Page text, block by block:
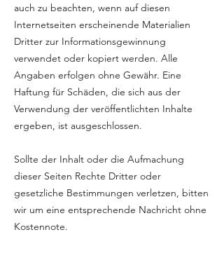
auch zu beachten, wenn auf diesen
Internetseiten erscheinende Materialien
Dritter zur Informationsgewinnung
verwendet oder kopiert werden. Alle
Angaben erfolgen ohne Gewähr. Eine
Haftung für Schäden, die sich aus der
Verwendung der veröffentlichten Inhalte
ergeben, ist ausgeschlossen.
Sollte der Inhalt oder die Aufmachung
dieser Seiten Rechte Dritter oder
gesetzliche Bestimmungen verletzen, bitten
wir um eine entsprechende Nachricht ohne
Kostennote.